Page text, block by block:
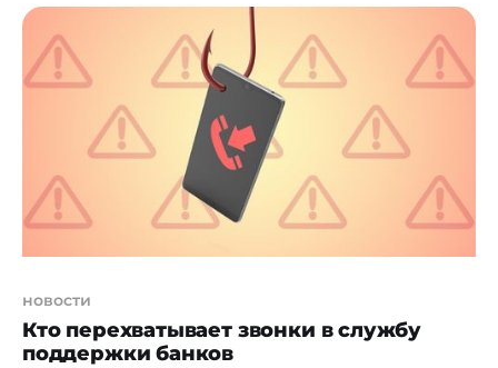
начисленным на специальные Эко-карты
Евразийского банка. Сотрудники банка вместе
с коллегами из Eurasian Environmental Fund
(EEF) и выпускниками школ № 91 и "Бiлiм
новости
Кто перехватывает звонки в службу
поддержки банков